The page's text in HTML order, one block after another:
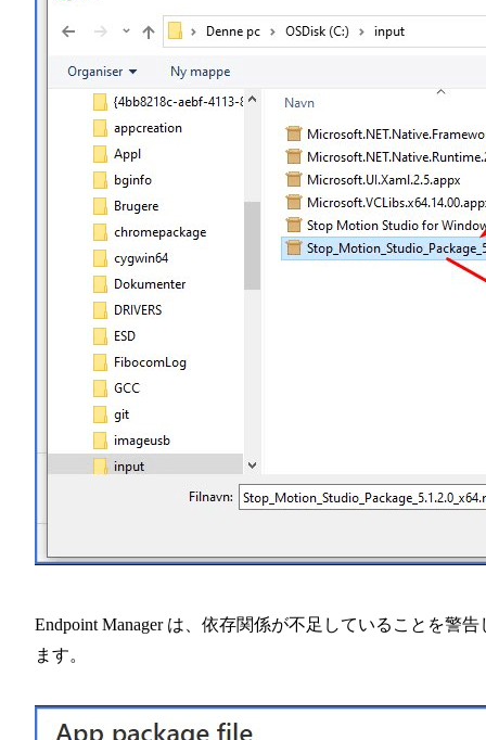
Endpoint Manager は、依存関係が不足していることを警告
ます。